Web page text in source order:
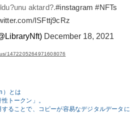
aktard?.#instagram #NFTs
ISFttj9cRz
December 18, 2021
1472205264971608076
）とは
トークン」。
ることで、コピーが容易なデジタルデータに